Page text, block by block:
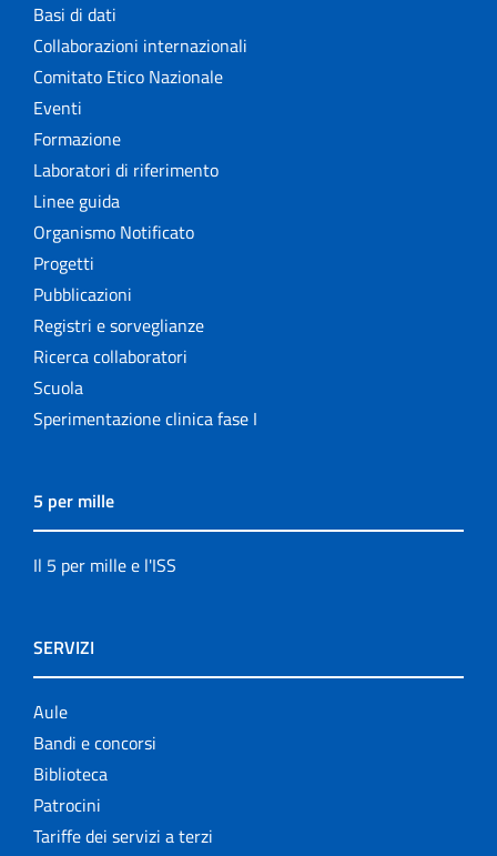
Basi di dati
Collaborazioni internazionali
Comitato Etico Nazionale
Eventi
Formazione
Laboratori di riferimento
Linee guida
Organismo Notificato
Progetti
Pubblicazioni
Registri e sorveglianze
Ricerca collaboratori
Scuola
Sperimentazione clinica fase I
5 per mille
Il 5 per mille e l'ISS
SERVIZI
Aule
Bandi e concorsi
Biblioteca
Patrocini
Tariffe dei servizi a terzi